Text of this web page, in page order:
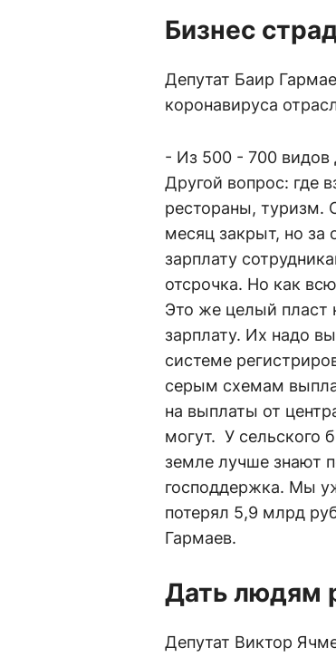
Бизнес
Депутат Баир
коронавируса
- Из 500 - 700 видов
Другой вопрос: где
рестораны, туризм.
месяц закрыт, но за
зарплату
отсрочка. Но как
Это же целый пласт
зарплату. Их надо
системе
серым схемам
на выплаты от
могут. У сельского
земле лучше знают
господдержка. Мы
потерял 5,9 млрд
Гармаев.
Дать людям
Депутат Виктор